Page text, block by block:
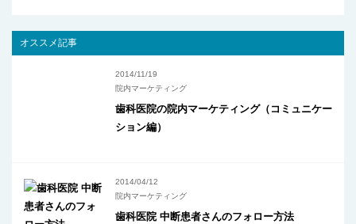
オススメ記事
2014/11/19
院内マーケティング
歯科医院の院内マーケティング（コミュニケー
ション編）
2014/04/12
院内マーケティング
歯科医院 中断患者さんのフォロー方法